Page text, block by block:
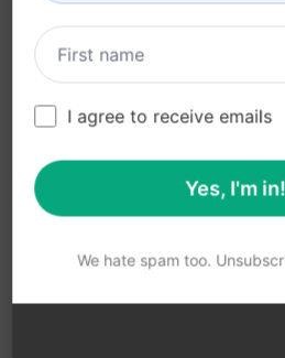
Garante respostas
Benefícios:
Respostas bem
Economia de tempo na
Maior eficácia e impacto
questionamentos
I agree to receive emails
Yes, I'm in!
We hate spam too.